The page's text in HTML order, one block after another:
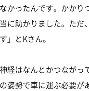
かったんです。かかり
に助かりました。ただ
」とKさん。
経はなんとかつなが
姿勢で車に運ぶ必要が